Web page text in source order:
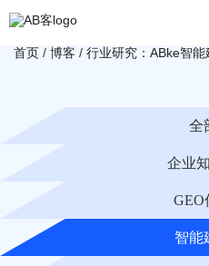
首页 / 博客 / 行业研究：ABke智
全
企业
GEO
智能